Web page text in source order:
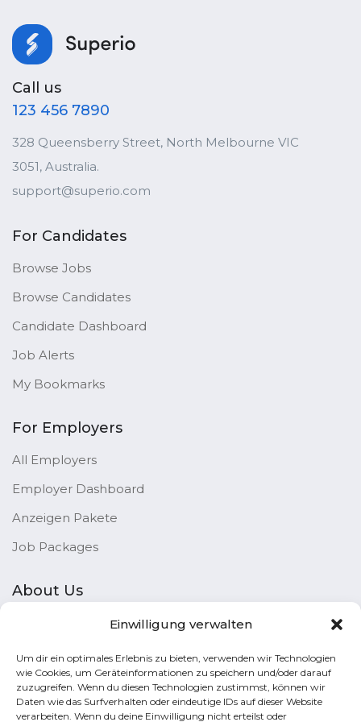
Einwilligung verwalten
Um dir ein optimales Erlebnis zu bieten, verwenden wir Technologien
wie Cookies, um Geräteinformationen zu speichern und/oder darauf
zuzugreifen. Wenn du diesen Technologien zustimmst, können wir
Daten wie das Surfverhalten oder eindeutige IDs auf dieser Website
verarbeiten. Wenn du deine Einwilligung nicht erteilst oder
Call us
123 456 7890
328 Queensberry Street, North Melbourne VIC
3051, Australia.
support@superio.com
For Candidates
Browse Jobs
Browse Candidates
Candidate Dashboard
Job Alerts
My Bookmarks
For Employers
All Employers
Employer Dashboard
Anzeigen Pakete
Job Packages
About Us
Site Map
Terms of Use